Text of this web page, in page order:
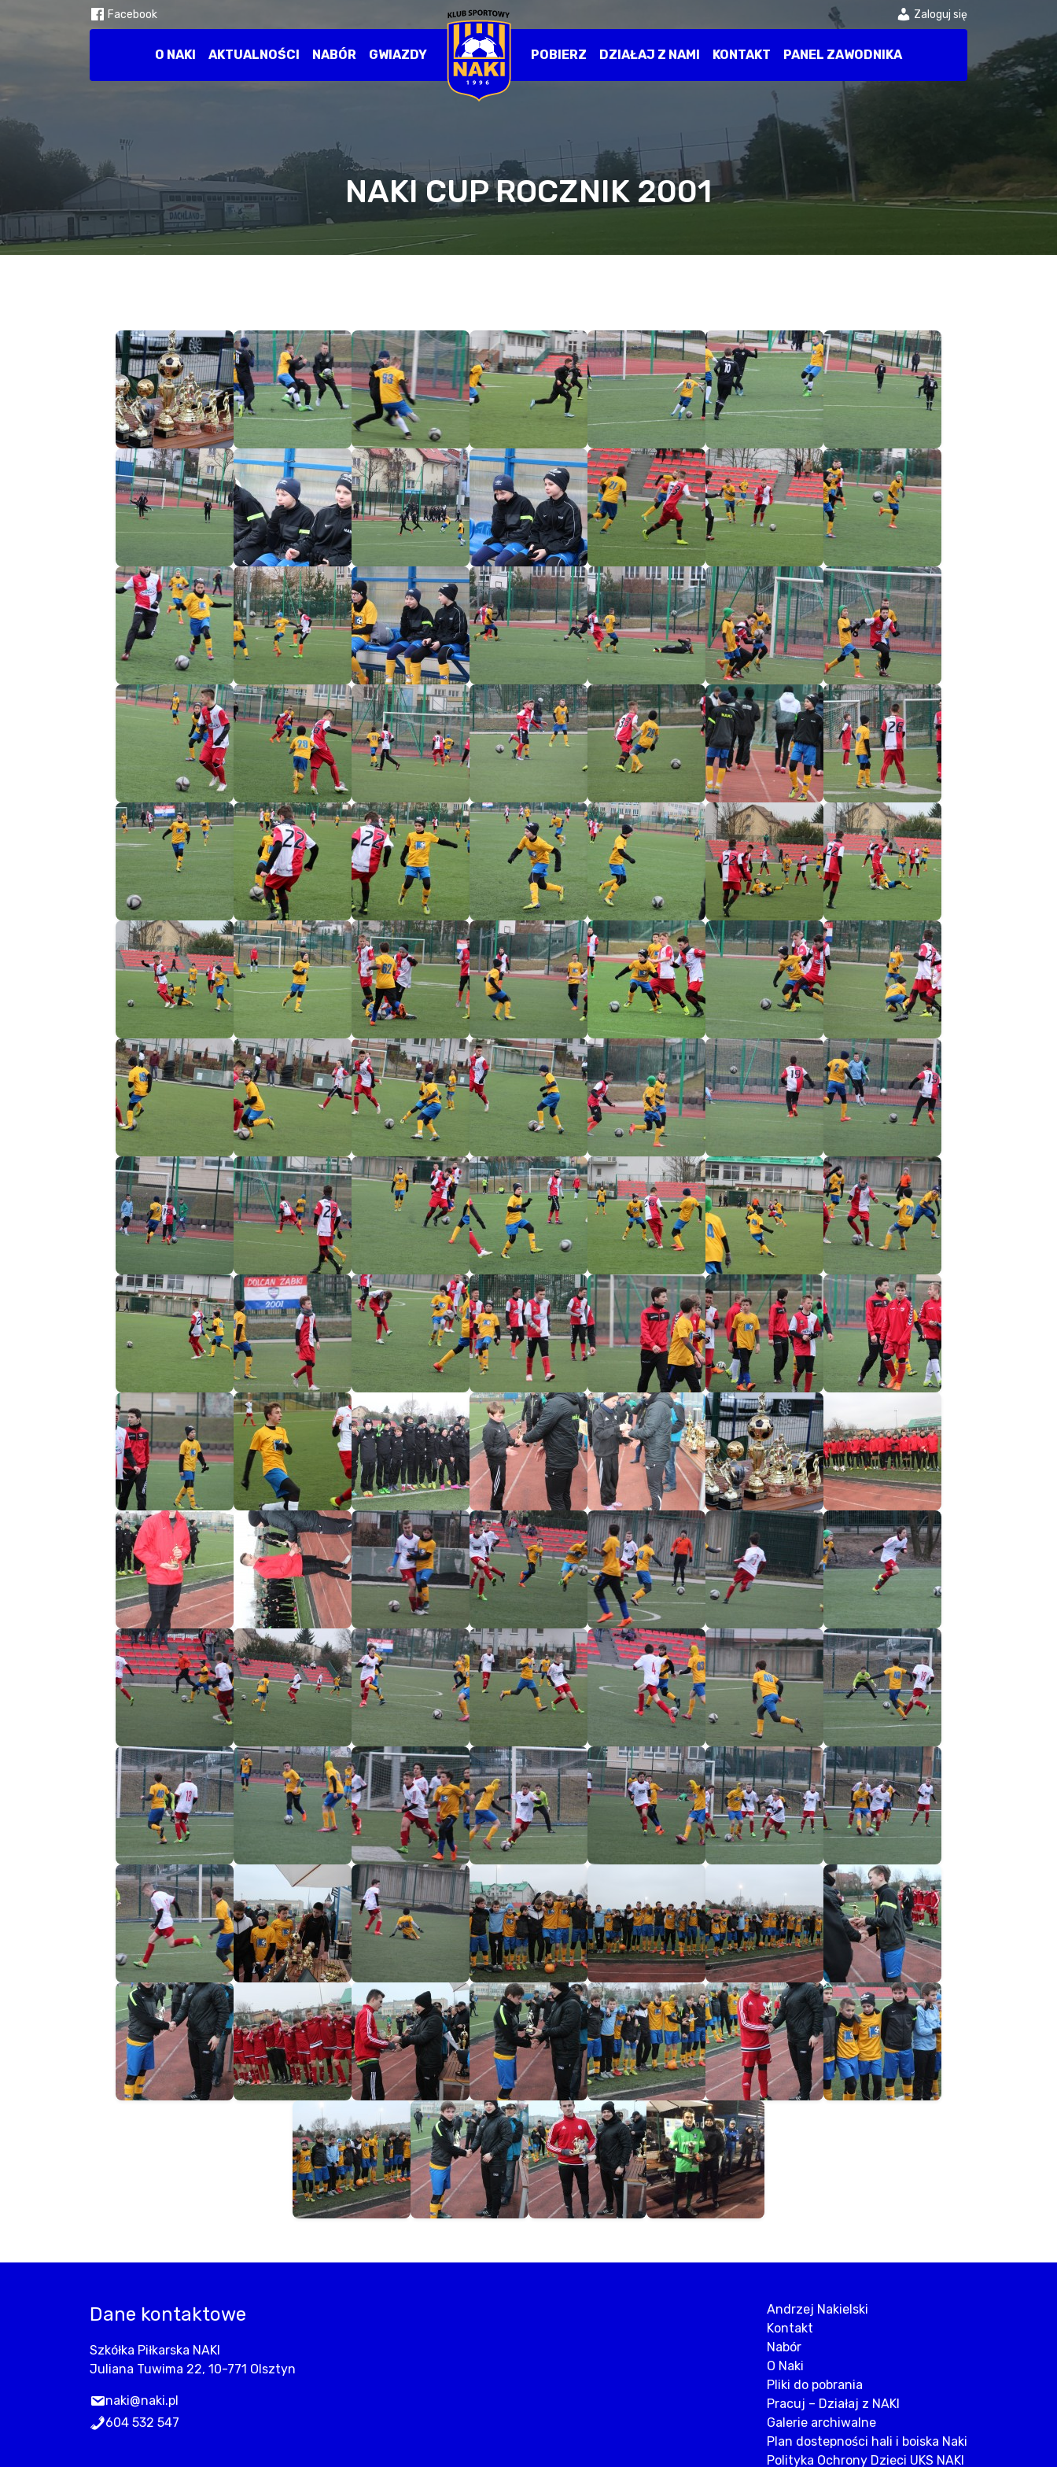
Facebook Zaloguj się
O NAKI AKTUALNOŚCI NABÓR GWIAZDY POBIERZ DZIAŁAJ Z NAMI KONTAKT PANEL ZAWODNIKA
NAKI CUP ROCZNIK 2001
Dane kontaktowe
Szkółka Piłkarska NAKI
Juliana Tuwima 22, 10-771 Olsztyn
naki@naki.pl
604 532 547
Andrzej Nakielski
Kontakt
Nabór
O Naki
Pliki do pobrania
Pracuj – Działaj z NAKI
Galerie archiwalne
Plan dostepności hali i boiska Naki
Polityka Ochrony Dzieci UKS NAKI